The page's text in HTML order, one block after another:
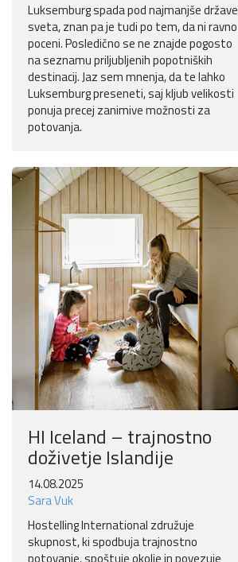
Luksemburg spada pod najmanjše države
sveta, znan pa je tudi po tem, da ni ravno
poceni. Posledično se ne znajde pogosto
na seznamu priljubljenih popotniških
destinacij. Jaz sem mnenja, da te lahko
Luksemburg preseneti, saj kljub velikosti
ponuja precej zanimive možnosti za
potovanja.
HI Iceland – trajnostno
doživetje Islandije
14.08.2025
Sara Vuk
Hostelling International združuje
skupnost, ki spodbuja trajnostno